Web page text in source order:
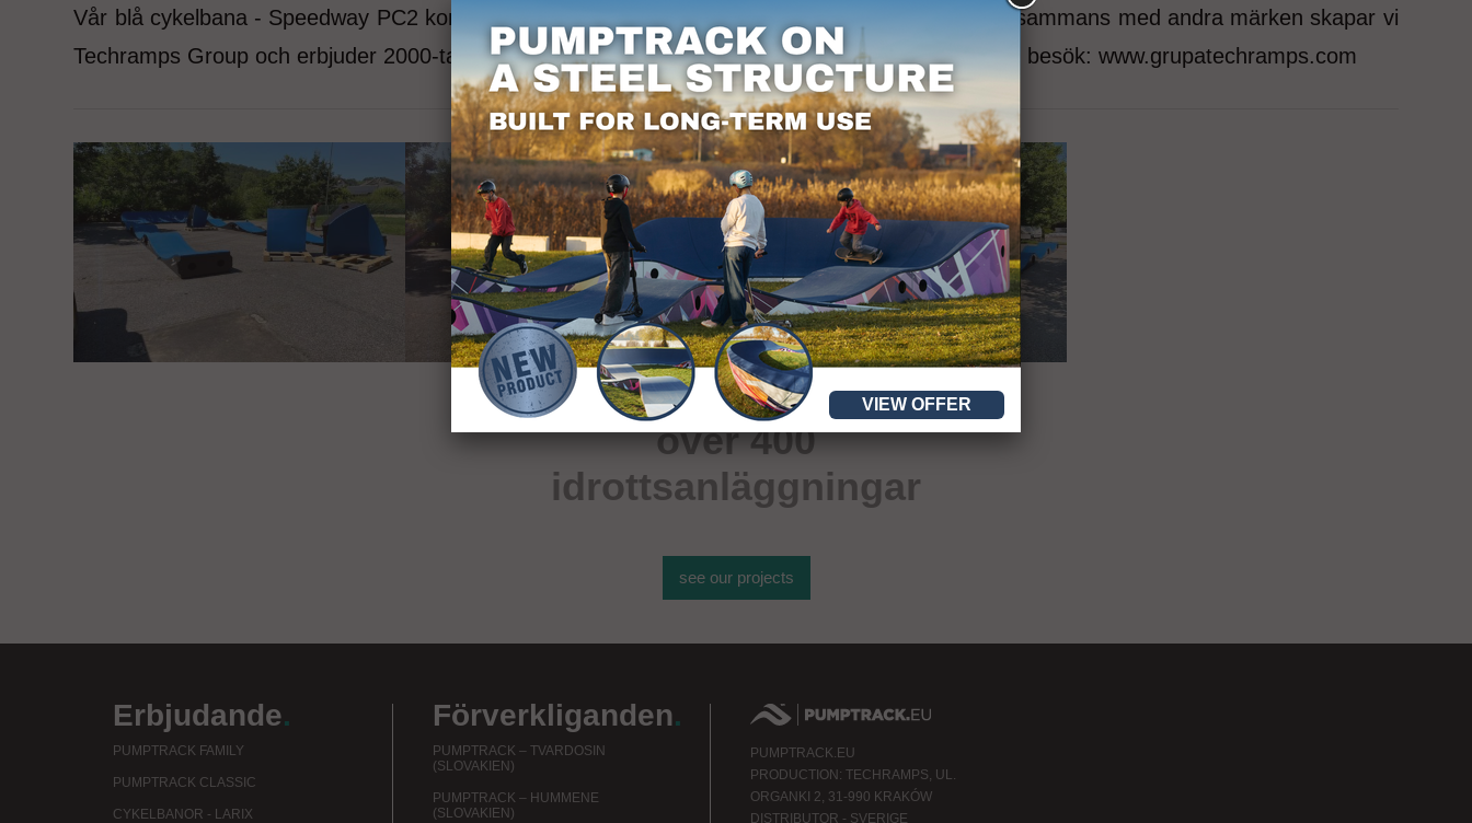
Vår blå cykelbana - Speedway PC2 komposit pumptrack, 45 m lång, har dykt upp i Brommat. Tillsammans med andra märken skapar vi
Techramps Group och erbjuder 2000-talets sportanläggningar. För mer information om vår grupp, besök: www.grupatechramps.com
över 400
idrottsanläggningar
see our projects
Erbjudande.
PUMPTRACK FAMILY
PUMPTRACK CLASSIC
CYKELBANOR - LARIX
Förverkliganden.
PUMPTRACK – TVARDOSIN
(SLOVAKIEN)
PUMPTRACK – HUMMENE
(SLOVAKIEN)
PUMPTRACK.EU
PRODUCTION: TECHRAMPS, UL.
ORGANKI 2, 31-990 KRAKÓW
DISTRIBUTOR - SVERIGE
VIEW OFFER